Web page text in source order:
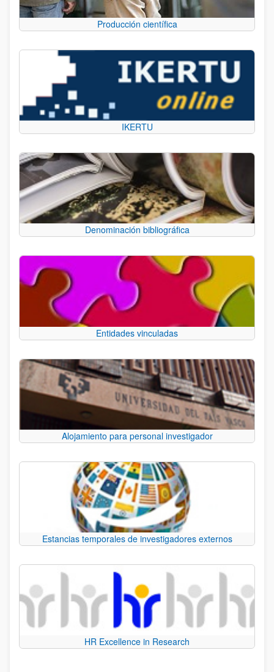
Producción científica
IKERTU
Denominación bibliográfica
Entidades vinculadas
Alojamiento para personal investigador
Estancias temporales de investigadores externos
HR Excellence in Research